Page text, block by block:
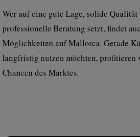
Wer auf eine gute Lage, solide Qualität
professionelle Beratung setzt, findet
Möglichkeiten auf Mallorca. Gerade
langfristig nutzen möchten, profitieren
Chancen des Marktes.